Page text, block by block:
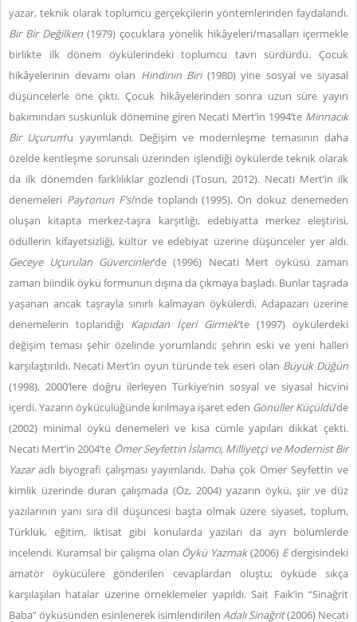
yazar, teknik olarak toplumcu gerçekçilerin yöntemlerinden faydalandı.
Bir Bir Değilken (1979) çocuklara yönelik hikâyeleri/masalları içermekle
birlikte ilk dönem öykülerindeki toplumcu tavrı sürdürdü. Çocuk
hikâyelerinin devamı olan Hindinin Biri(1980) yine sosyal ve siyasal
düşüncelerle öne çıktı. Çocuk hikâyelerinden sonra uzun süre yayın
bakımından suskunluk dönemine giren Necati Mert’in 1994’te Minnacık
Bir Uçurum’u yayımlandı. Değişim ve modernleşme temasının daha
özelde kentleşme sorunsalı üzerinden işlendiği öykülerde teknik olarak
da ilk dönemden farklılıklar gözlendi (Tosun, 2012). Necati Mert’in ilk
denemeleri Paytonun F’si’nde toplandı (1995). On dokuz denemeden
oluşan kitapta merkez-taşra karşıtlığı, edebiyatta merkez eleştirisi,
ödüllerin kifayetsizliği, kültür ve edebiyat üzerine düşünceler yer aldı.
Geceye Uçurulan Güvercinler’de (1996) Necati Mert öyküsü zaman
zaman biindik öykü formunun dışına da çıkmaya başladı. Bunlar taşrada
yaşanan ancak taşrayla sınırlı kalmayan öykülerdi. Adapazarı üzerine
denemelerin toplandığı Kapıdan İçeri Girmek’te (1997) öykülerdeki
değişim teması şehir özelinde yorumlandı; şehrin eski ve yeni halleri
karşılaştırıldı. Necati Mert’in oyun türünde tek eseri olan Büyük Düğün
(1998), 2000’lere doğru ilerleyen Türkiye’nin sosyal ve siyasal hicvini
içerdi. Yazarın öykücülüğünde kırılmaya işaret eden Gönüller Küçüldü’de
(2002) minimal öykü denemeleri ve kısa cümle yapıları dikkat çekti.
Necati Mert’in 2004’te Ömer Seyfettin İslamcı, Milliyetçi ve Modernist Bir
Yazaradlı biyografi çalışması yayımlandı. Daha çok Ömer Seyfettin ve
kimlik üzerinde duran çalışmada (Öz, 2004) yazarın öykü, şiir ve düz
yazılarının yanı sıra dil düşüncesi başta olmak üzere siyaset, toplum,
Türklük, eğitim, iktisat gibi konularda yazıları da ayrı bölümlerde
incelendi. Kuramsal bir çalışma olan Öykü Yazmak(2006) Edergisindeki
amatör öykücülere gönderilen cevaplardan oluştu; öyküde sıkça
karşılaşılan hatalar üzerine örneklemeler yapıldı. Sait Faik’in “Sinağrit
Baba” öyküsünden esinlenerek isimlendirilen Adalı Sinağrit(2006) Necati